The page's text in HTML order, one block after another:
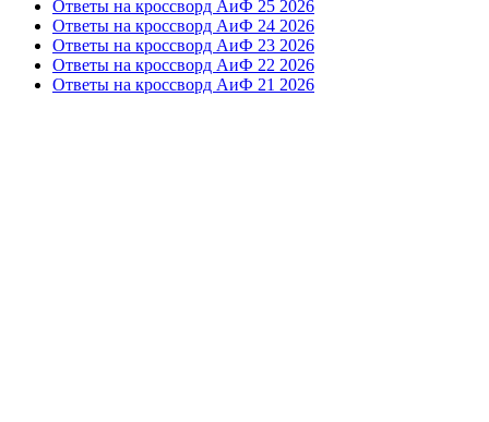
Ответы на кроссворд АиФ 25 2026
Ответы на кроссворд АиФ 24 2026
Ответы на кроссворд АиФ 23 2026
Ответы на кроссворд АиФ 22 2026
Ответы на кроссворд АиФ 21 2026